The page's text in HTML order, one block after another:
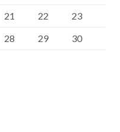
21 22
23
28 29
30